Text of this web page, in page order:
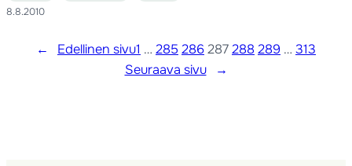
8.8.2010
← Edellinen sivu1 … 285 286287288 289 … 313
Seuraava sivu
→